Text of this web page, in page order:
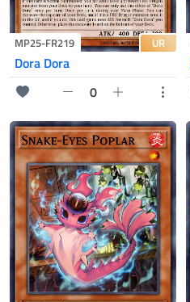
MP25-FR219 UR
Dora Dora
0